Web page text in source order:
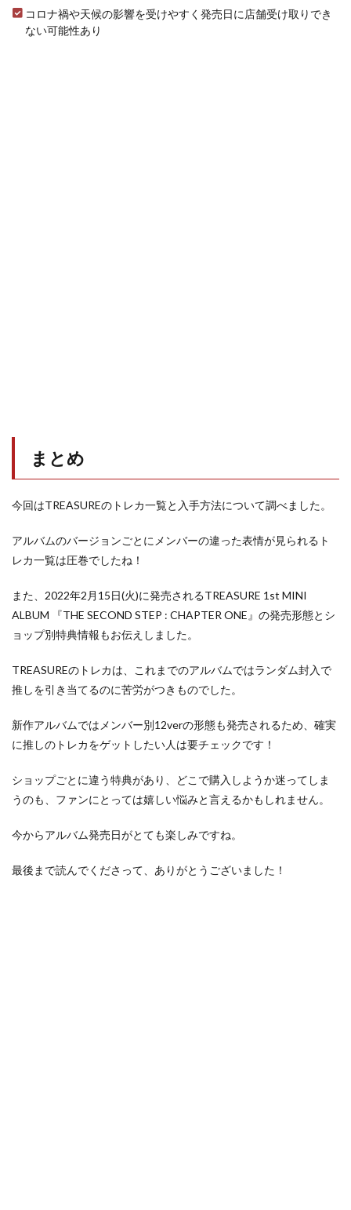
コロナ禍や天候の影響を受けやすく発売日に店舗受け取りでき
ない可能性あり
まとめ
今回はTREASUREのトレカ一覧と入手方法について調べました。
アルバムのバージョンごとにメンバーの違った表情が見られるト
レカ一覧は圧巻でしたね！
また、2022年2月15日(火)に発売されるTREASURE 1st MINI
ALBUM 『THE SECOND STEP : CHAPTER ONE』の発売形態とシ
ョップ別特典情報もお伝えしました。
TREASUREのトレカは、これまでのアルバムではランダム封入で
推しを引き当てるのに苦労がつきものでした。
新作アルバムではメンバー別12verの形態も発売されるため、確実
に推しのトレカをゲットしたい人は要チェックです！
ショップごとに違う特典があり、どこで購入しようか迷ってしま
うのも、ファンにとっては嬉しい悩みと言えるかもしれません。
今からアルバム発売日がとても楽しみですね。
最後まで読んでくださって、ありがとうございました！